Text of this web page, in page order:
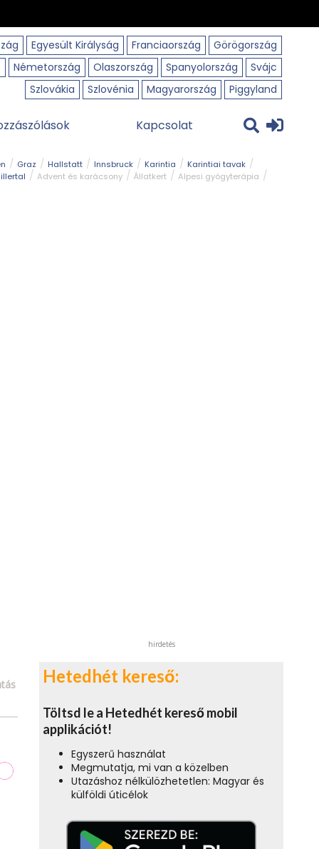
Egyesült Királyság Franciaország
Görögország
Németország Olaszország Spanyolország
Svájc
Szlovákia
Szlovénia Magyarország Piggyland
Kapcsolat
Graz Hallstatt Innsbruck Karintia
Karintiai tavak
Advent és karácsony Állatkert Alpesi gyógyterápia
hirdetés
Hetedhét kereső:
Töltsd le a Hetedhét kereső mobil
applikációt!
Egyszerű használat
Megmutatja, mi van a közelben
Utazáshoz nélkülözhetetlen: Magyar és
külföldi úticélok